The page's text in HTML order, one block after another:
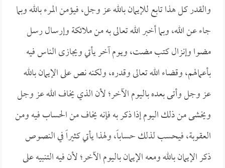
والقدر كل هذا تابع للإيمان بالله عز وجل، فيؤمن المرء بالله وبما
جاء عن الله، وبما أخبر الله تعالى به من ملائكة وإرسال رسل
مضوا وإنزال كتب مضت، ويوم آخر يأتي ويجازى الناس فيه
بأعمالهم، وقضاء الله تعالى وقدره، ولكنه نص على الإيمان بالله
عز وجل وأتى بعده باليوم الآخر؛ لأن الذي يخاف الله عز وجل
ويخشى من ذلك اليوم إذا ذكر به فإنه يخاف من الحساب فيه ومن
العقوبة، فيحسب لذلك حساباً، ولهذا يأتي كثيراً في النصوص
ذكر الإيمان بالله ومعه الإيمان باليوم الآخر؛ لأن فيه التنبيه على